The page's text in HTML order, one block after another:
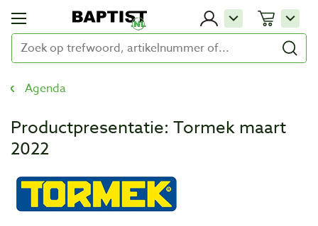
Agenda
Productpresentatie: Tormek maart
2022